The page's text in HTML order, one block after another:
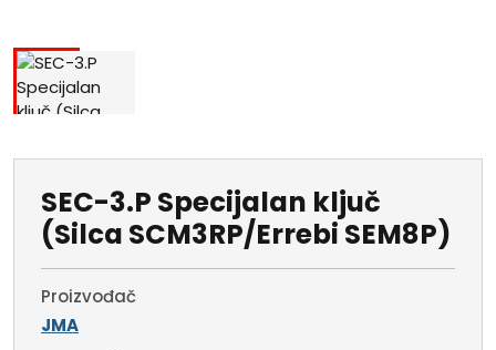
SEC-3.P Specijalan ključ
(Silca SCM3RP/Errebi SEM8P)
Proizvođač
JMA